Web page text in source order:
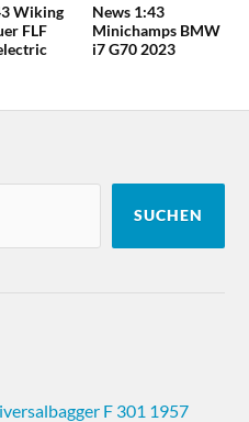
Wiking
FLF
News 1:43
Minichamps BMW
i7 G70 2023
SUCHEN
F 301 1957